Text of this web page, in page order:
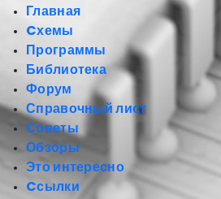
Главная
Cхемы
Программы
Библиотека
Форум
Справочный лист
Советы
Обзоры
Это интересно
Cсылки